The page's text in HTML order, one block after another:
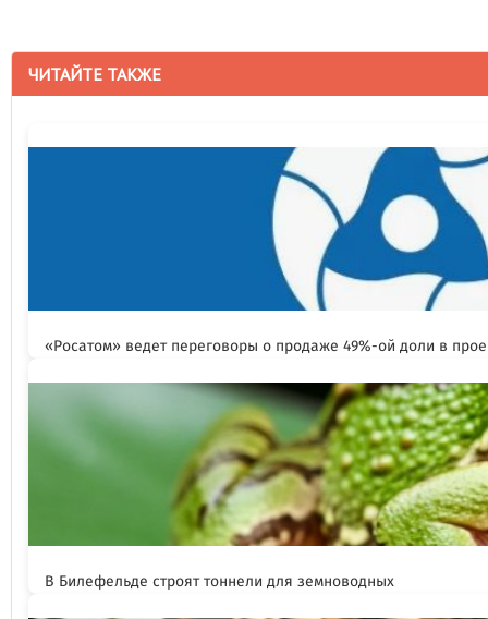
ЧИТАЙТЕ ТАКЖЕ
«Росатом» ведет переговоры о продаже 49%-ой доли в
В Билефельде строят тоннели для земноводных